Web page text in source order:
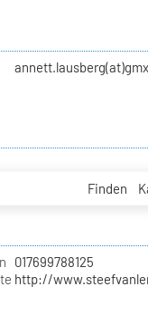
Finden
017699788125
http://